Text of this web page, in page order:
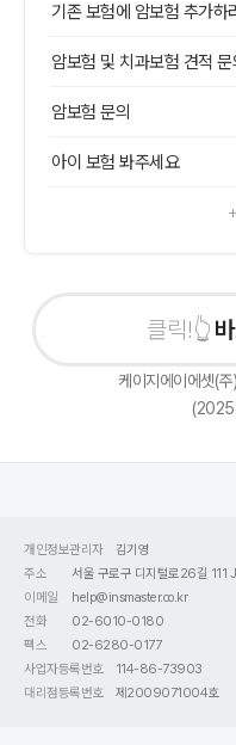
기존 보험에 암보험 추가하
암보험 및 치과보험 견적 문
암보험 문의
아이 보험 봐주세요
케이지에이에셋(
개인정보관리자
김기영
주소
서울 구로구 디지털로26길 111
이메일
help@insmaster.co.kr
전화
02-6010-0180
팩스
02-6280-0177
사업자등록번호
114-86-73903
대리점등록번호
제2009071004호